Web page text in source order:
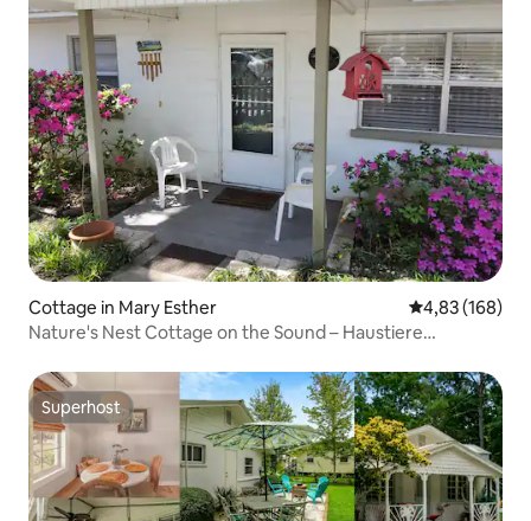
Cottage in Mary Esther
4,83 (168)
Nature's Nest Cottage on the Sound – Haustiere
Superhost
Superhost